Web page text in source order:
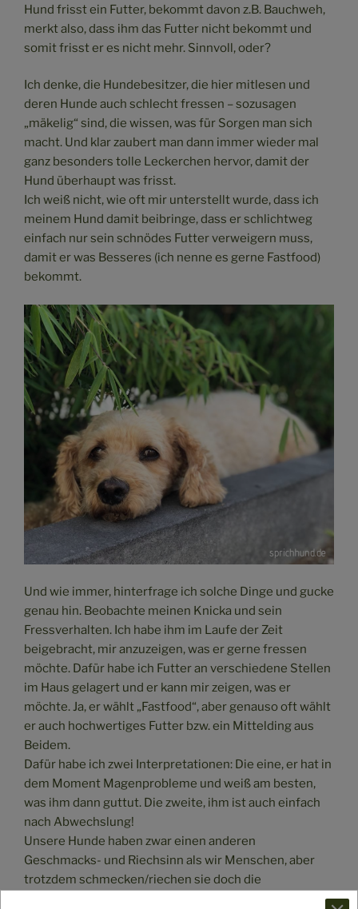
Hund frisst ein Futter, bekommt davon z.B. Bauchweh,
merkt also, dass ihm das Futter nicht bekommt und
somit frisst er es nicht mehr. Sinnvoll, oder?
Ich denke, die Hundebesitzer, die hier mitlesen und
deren Hunde auch schlecht fressen – sozusagen
„mäkelig“ sind, die wissen, was für Sorgen man sich
macht. Und klar zaubert man dann immer wieder mal
ganz besonders tolle Leckerchen hervor, damit der
Hund überhaupt was frisst.
Ich weiß nicht, wie oft mir unterstellt wurde, dass ich
meinem Hund damit beibringe, dass er schlichtweg
einfach nur sein schnödes Futter verweigern muss,
damit er was Besseres (ich nenne es gerne Fastfood)
bekommt.
Und wie immer, hinterfrage ich solche Dinge und gucke
genau hin. Beobachte meinen Knicka und sein
Fressverhalten. Ich habe ihm im Laufe der Zeit
beigebracht, mir anzuzeigen, was er gerne fressen
möchte. Dafür habe ich Futter an verschiedene Stellen
im Haus gelagert und er kann mir zeigen, was er
möchte. Ja, er wählt „Fastfood“, aber genauso oft wählt
er auch hochwertiges Futter bzw. ein Mittelding aus
Beidem.
Dafür habe ich zwei Interpretationen: Die eine, er hat in
dem Moment Magenprobleme und weiß am besten,
was ihm dann guttut. Die zweite, ihm ist auch einfach
nach Abwechslung!
Unsere Hunde haben zwar einen anderen
Geschmacks- und Riechsinn als wir Menschen, aber
trotzdem schmecken/riechen sie doch die